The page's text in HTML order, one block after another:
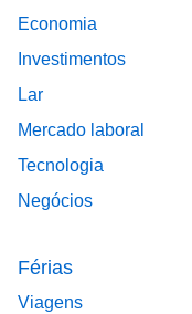
Economia
Investimentos
Lar
Mercado laboral
Tecnologia
Negócios
Férias
Viagens